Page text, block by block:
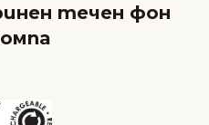
течен фон